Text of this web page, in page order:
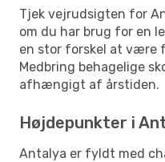
Tjek vejrudsigten for
om du har brug for en
en stor forskel at være
Medbring behagelige
afhængigt af årstiden.
Højdepunkter i
Antalya er fyldt med